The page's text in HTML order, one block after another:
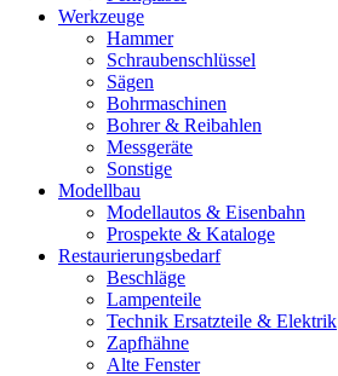
Werkzeuge
Hammer
Schraubenschlüssel
Sägen
Bohrmaschinen
Bohrer & Reibahlen
Messgeräte
Sonstige
Modellbau
Modellautos & Eisenbahn
Prospekte & Kataloge
Restaurierungsbedarf
Beschläge
Lampenteile
Technik Ersatzteile & Elektrik
Zapfhähne
Alte Fenster